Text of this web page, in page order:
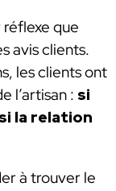
que
avis clients.
les clients ont
l’artisan : si
la relation
à trouver le